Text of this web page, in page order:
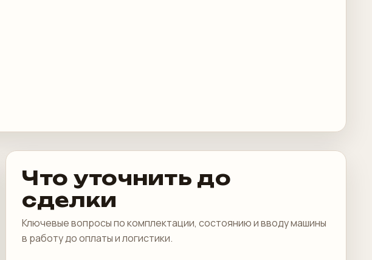
Что уточнить до
сделки
Ключевые вопросы по комплектации, состоянию и вводу машины
в работу до оплаты и логистики.